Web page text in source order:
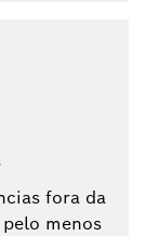
fora da
menos